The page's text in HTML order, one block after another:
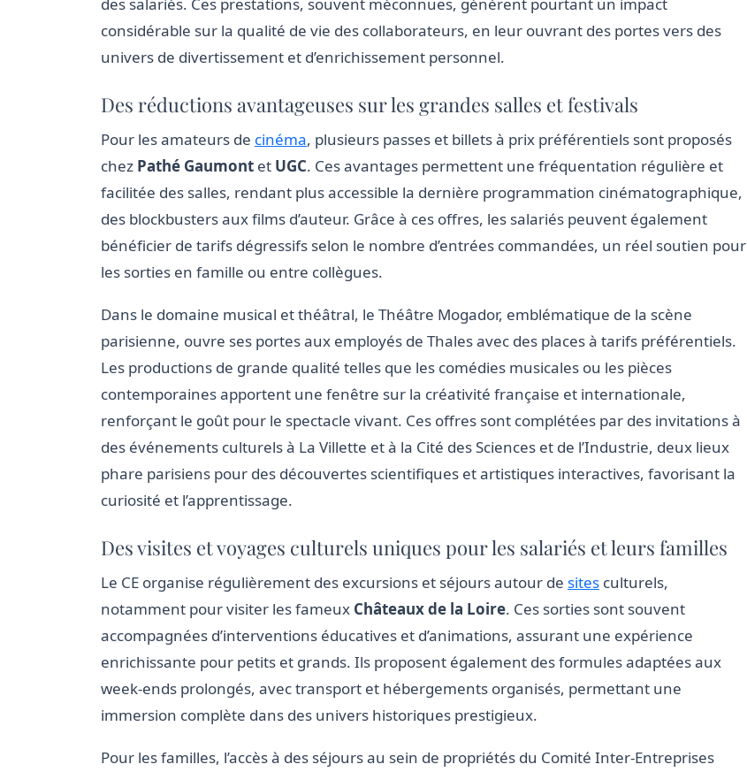
considérable sur la qualité de vie des collaborateurs, en leur ouvrant des portes vers des
univers de divertissement et d’enrichissement personnel.
Des réductions avantageuses sur les grandes salles et festivals
Pour les amateurs de cinéma, plusieurs passes et billets à prix préférentiels sont proposés
chez Pathé Gaumont et UGC. Ces avantages permettent une fréquentation régulière et
facilitée des salles, rendant plus accessible la dernière programmation cinématographique,
des blockbusters aux films d’auteur. Grâce à ces offres, les salariés peuvent également
bénéficier de tarifs dégressifs selon le nombre d’entrées commandées, un réel soutien pour
les sorties en famille ou entre collègues.
Dans le domaine musical et théâtral, le Théâtre Mogador, emblématique de la scène
parisienne, ouvre ses portes aux employés de Thales avec des places à tarifs préférentiels.
Les productions de grande qualité telles que les comédies musicales ou les pièces
contemporaines apportent une fenêtre sur la créativité française et internationale,
renforçant le goût pour le spectacle vivant. Ces offres sont complétées par des invitations à
des événements culturels à La Villette et à la Cité des Sciences et de l’Industrie, deux lieux
phare parisiens pour des découvertes scientifiques et artistiques interactives, favorisant la
curiosité et l’apprentissage.
Des visites et voyages culturels uniques pour les salariés et leurs familles
Le CE organise régulièrement des excursions et séjours autour de sites culturels,
notamment pour visiter les fameux Châteaux de la Loire. Ces sorties sont souvent
accompagnées d’interventions éducatives et d’animations, assurant une expérience
enrichissante pour petits et grands. Ils proposent également des formules adaptées aux
week-ends prolongés, avec transport et hébergements organisés, permettant une
immersion complète dans des univers historiques prestigieux.
Pour les familles, l’accès à des séjours au sein de propriétés du Comité Inter-Entreprises